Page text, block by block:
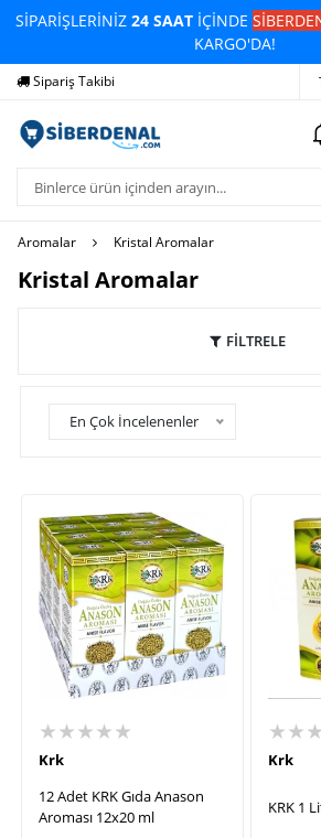
SİPARİŞLERİNİZ24 SAAT İÇİNDE
KARGO'DA!
Yardım Ödeme
Aromalar Kristal Aromalar
Kristal Aromalar
FİLTRELE
En Çok İncelenenler
★★★★★
Krk
12 Adet KRK Gıda Anason
Aroması 12x20 ml
Krk
KRK 1